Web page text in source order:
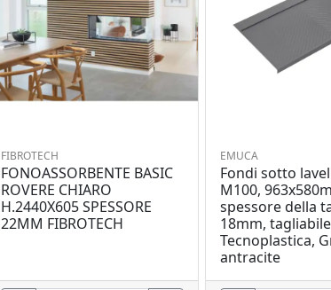
FIBROTECH
FONOASSORBENTE BASIC
ROVERE CHIARO
H.2440X605 SPESSORE
22MM FIBROTECH
EMUCA
Fondi sotto
M100,
spessore della
18mm,
Tecnoplastica,
antracite